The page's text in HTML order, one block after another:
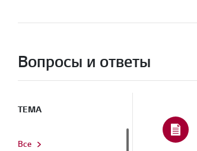
Вопросы и ответы
ТЕМА
Все